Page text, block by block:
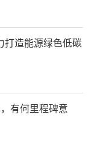
打造能源绿色低碳
有何里程碑意